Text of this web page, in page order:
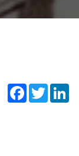
Facebook
Twitter